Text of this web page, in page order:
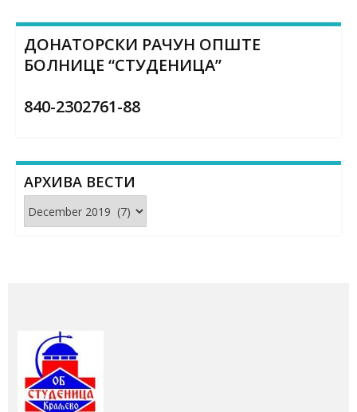
ДОНАТОРСКИ РАЧУН ОПШТЕ
БОЛНИЦЕ “СТУДЕНИЦА”
840-2302761-88
АРХИВА ВЕСТИ
Архива
вести